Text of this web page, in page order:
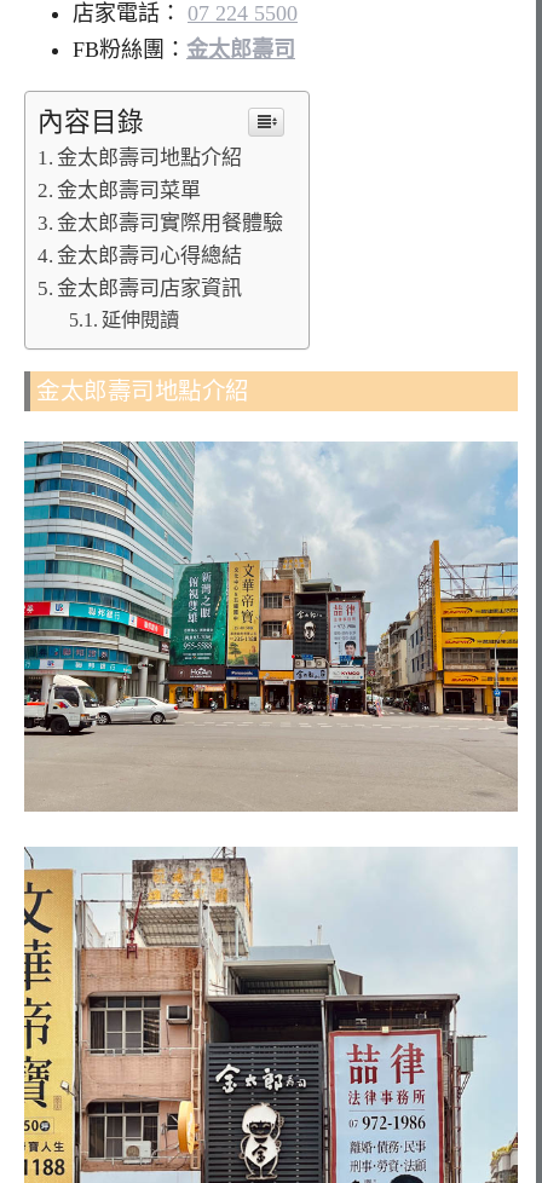
店家電話： 07 224 5500
FB粉絲團： 金太郎壽司
內容目錄
金太郎壽司地點介紹
金太郎壽司菜單
金太郎壽司實際用餐體驗
金太郎壽司心得總結
金太郎壽司店家資訊
延伸閱讀
金太郎壽司地點介紹